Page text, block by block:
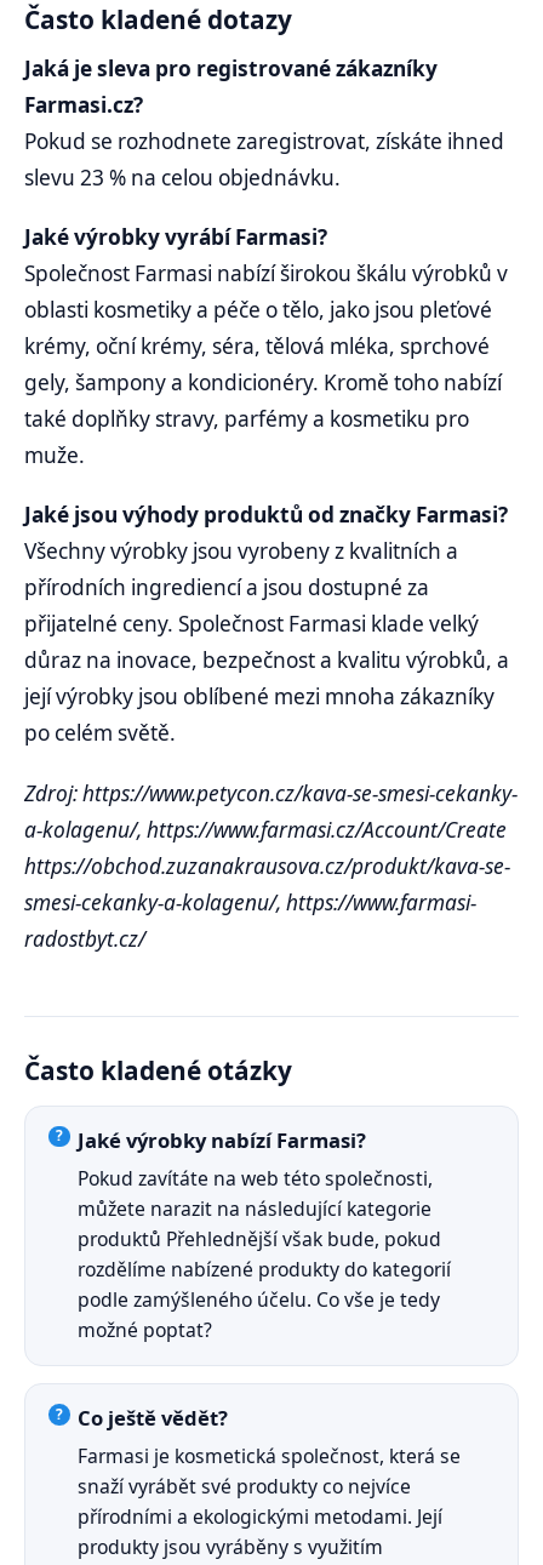
Často kladené dotazy
Jaká je sleva pro registrované zákazníky
Farmasi.cz?
Pokud se rozhodnete zaregistrovat, získáte ihned
slevu 23 % na celou objednávku.
Jaké výrobky vyrábí Farmasi?
Společnost Farmasi nabízí širokou škálu výrobků v
oblasti kosmetiky a péče o tělo, jako jsou pleťové
krémy, oční krémy, séra, tělová mléka, sprchové
gely, šampony a kondicionéry. Kromě toho nabízí
také doplňky stravy, parfémy a kosmetiku pro
muže.
Jaké jsou výhody produktů od značky Farmasi?
Všechny výrobky jsou vyrobeny z kvalitních a
přírodních ingrediencí a jsou dostupné za
přijatelné ceny. Společnost Farmasi klade velký
důraz na inovace, bezpečnost a kvalitu výrobků, a
její výrobky jsou oblíbené mezi mnoha zákazníky
po celém světě.
Zdroj: https://www.petycon.cz/kava-se-smesi-cekanky-
a-kolagenu/, https://www.farmasi.cz/Account/Create
https://obchod.zuzanakrausova.cz/produkt/kava-se-
smesi-cekanky-a-kolagenu/, https://www.farmasi-
radostbyt.cz/
Často kladené otázky
Jaké výrobky nabízí Farmasi?
Pokud zavítáte na web této společnosti,
můžete narazit na následující kategorie
produktů Přehlednější však bude, pokud
rozdělíme nabízené produkty do kategorií
podle zamýšleného účelu. Co vše je tedy
možné poptat?
Co ještě vědět?
Farmasi je kosmetická společnost, která se
snaží vyrábět své produkty co nejvíce
přírodními a ekologickými metodami. Její
produkty jsou vyráběny s využitím